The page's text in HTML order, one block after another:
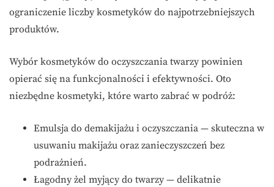
ograniczenie liczby kosmetyków do najpotrzebniejszych
produktów.
Wybór kosmetyków do oczyszczania twarzy powinien
opierać się na funkcjonalności i efektywności. Oto
niezbędne kosmetyki, które warto zabrać w podróż:
Emulsja do demakijażu i oczyszczania — skuteczna w
usuwaniu makijażu oraz zanieczyszczeń bez
podrażnień.
Łagodny żel myjący do twarzy — delikatnie